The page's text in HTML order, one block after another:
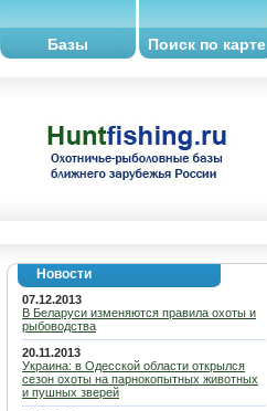
Базы Поиск по карте
Новости
07.12.2013
В Беларуси изменяются правила охоты и
рыбоводства
20.11.2013
Украина: в Одесской области открылся
сезон охоты на парнокопытных животных
и пушных зверей